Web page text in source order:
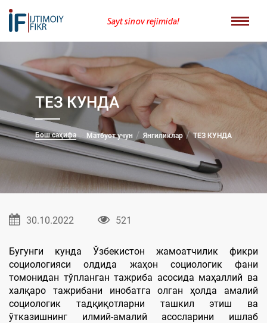
Sayt sinov rejimida!
ТЕЗ КУНДА
Бош саҳифа Матбуот учун Янгиликлар ТЕЗ КУНДА
30.10.2022 521
Бугунги кунда Ўзбекистон жамоатчилик фикри
социологияси олдида жаҳон социологик фани
томонидан тўпланган тажриба асосида маҳаллий ва
халқаро тажрибани инобатга олган ҳолда амалий
социологик тадқиқотларни ташкил этиш ва
ўтказишнинг илмий-амалий асосларини ишлаб